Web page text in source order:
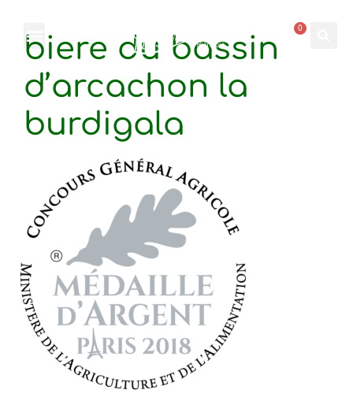
0
biere du bassin
d’arcachon la
burdigala